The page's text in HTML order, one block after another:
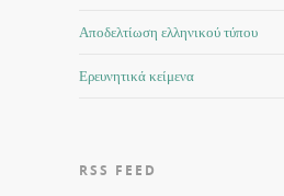
Αποδελτίωση ελληνικού τύπου
Ερευνητικά κείμενα
RSS FEED